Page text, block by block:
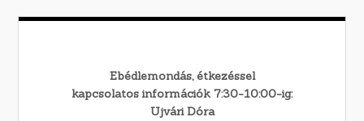
Ebédlemondás, étkezéssel
kapcsolatos információk 7:30-10:00-ig:
Ujvári Dóra